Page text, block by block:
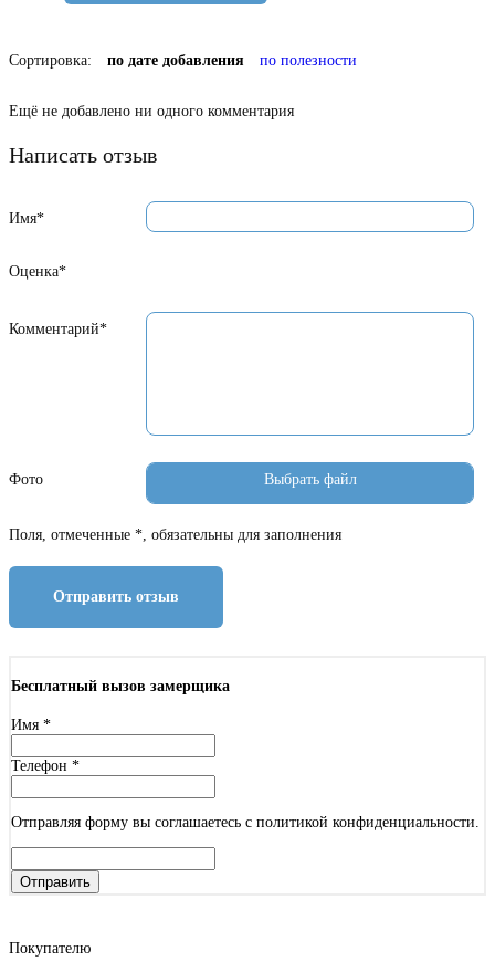
Сортировка: по дате добавления по полезности
Ещё не добавлено ни одного комментария
Написать отзыв
Имя*
Оценка*
Комментарий*
Фото
Поля, отмеченные *, обязательны для заполнения
Отправить отзыв
Бесплатный вызов замерщика
Имя *
Телефон *
Отправляя форму вы соглашаетесь с политикой конфиденциальности.
Отправить
Покупателю